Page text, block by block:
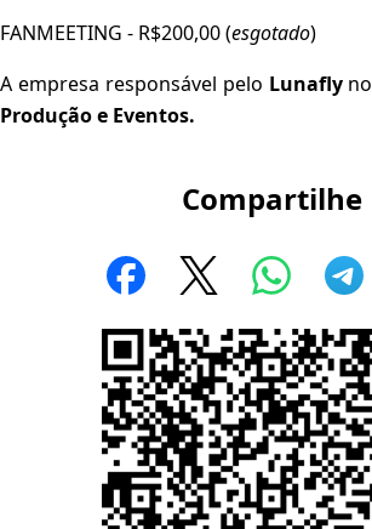
FANMEETING - R$200,00 (esgotado)
A empresa responsável pelo Lunaflyno
Produção e Eventos.
Compartilhe